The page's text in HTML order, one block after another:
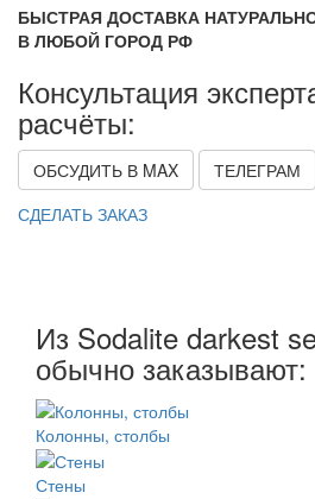
БЫСТРАЯ ДОСТАВКА
В ЛЮБОЙ ГОРОД РФ
Консультация
расчёты:
ОБСУДИТЬ В MAX ТЕЛЕГРАМ
СДЕЛАТЬ ЗАКАЗ
Из Sodalite darkest
обычно заказывают:
Колонны, столбы
Стены